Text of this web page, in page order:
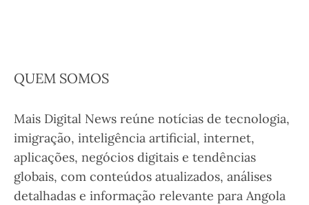
QUEM SOMOS
Mais Digital News reúne notícias de tecnologia,
imigração, inteligência artificial, internet,
aplicações, negócios digitais e tendências
globais, com conteúdos atualizados, análises
detalhadas e informação relevante para Angola